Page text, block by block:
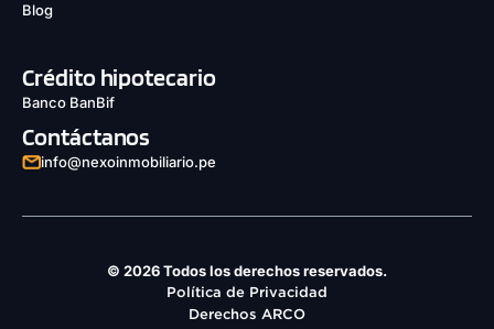
Blog
Crédito hipotecario
Banco BanBif
Contáctanos
info@nexoinmobiliario.pe
© 2026 Todos los derechos reservados.
Política de Privacidad
Derechos ARCO